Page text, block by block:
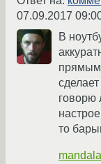
07.09.2017
В
говорю
то
mandala